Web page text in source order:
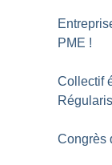
PME !
Collectif
Congrès